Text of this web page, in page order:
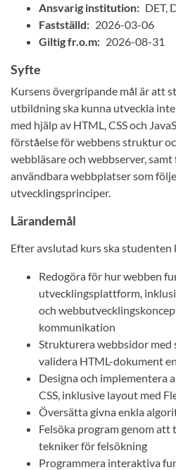
Ansvarig institution: DET,
Fastställd: 2026-03-06
Giltig fr.o.m: 2026-08-31
Syfte
Kursens övergripande mål är att
utbildning ska kunna utveckla
med hjälp av HTML, CSS och
förståelse för webbens struktur
webbläsare och webbserver,
användbara webbplatser som
utvecklingsprinciper.
Lärandemål
Efter avslutad kurs ska studenten
Redogöra för hur webben
utvecklingsplattform,
och
kommunikation
Strukturera webbsidor med
validera HTML-dokument
Designa och implementera
CSS, inklusive layout med
Översätta givna enkla
Felsöka program genom
tekniker för felsökning
Programmera interaktiva